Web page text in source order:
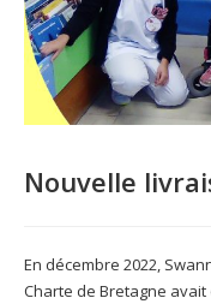
Nouvelle
En décembre 2022,
Charte de Bretagne